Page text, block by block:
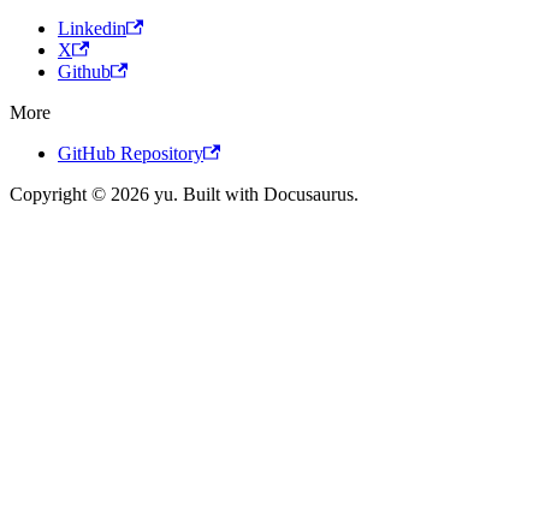
Linkedin
X
Github
More
GitHub Repository
Copyright © 2026 yu. Built with Docusaurus.